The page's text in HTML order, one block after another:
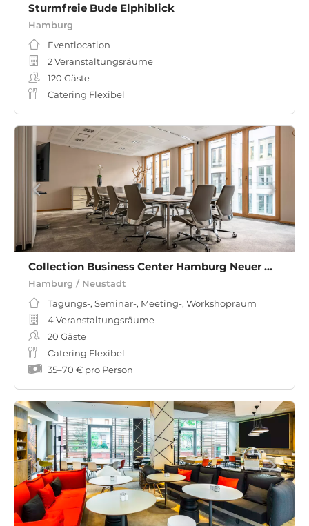
Sturmfreie Bude Elphiblick
Hamburg
Eventlocation
2 Veranstaltungsräume
120 Gäste
Catering Flexibel
Collection Business Center Hamburg Neuer Wall
Hamburg / Neustadt
Tagungs-, Seminar-, Meeting-, Workshopraum
4 Veranstaltungsräume
20 Gäste
Catering Flexibel
35–70 € pro Person